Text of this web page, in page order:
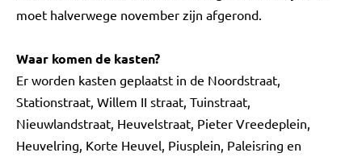
moet halverwege november zijn afgerond.
Waar komen de kasten?
Er worden kasten geplaatst in de Noordstraat,
Stationstraat, Willem II straat, Tuinstraat,
Nieuwlandstraat, Heuvelstraat, Pieter Vreedeplein,
Heuvelring, Korte Heuvel, Piusplein, Paleisring en